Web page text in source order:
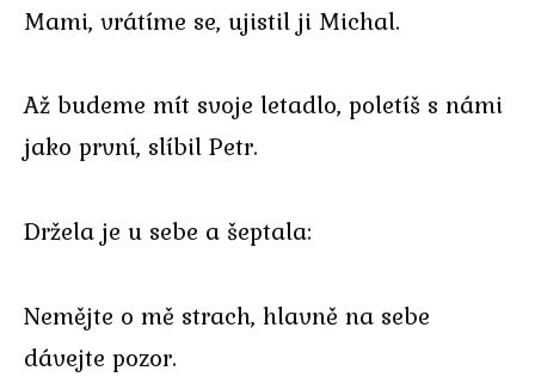
Mami, vrátíme se, ujistil ji Michal.
Až budeme mít svoje letadlo, poletíš s námi
jako první, slíbil Petr.
Držela je u sebe a šeptala:
Nemějte o mě strach, hlavně na sebe
dávejte pozor.